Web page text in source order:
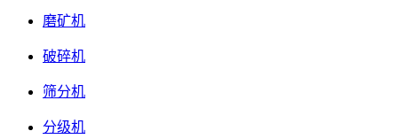
磨矿机
破碎机
筛分机
分级机